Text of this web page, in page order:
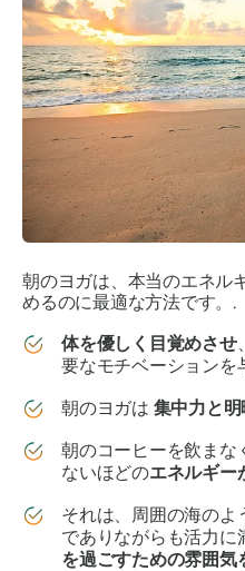
朝のヨガは、本当のエネル
めるのに最適な方法です。.
体を優しく目覚めさせ
要なモチベーションを
朝のヨガは 集中力と明
朝のコーヒーを飲まな
ないほどのエネルギー
それは、周囲の海のよ
でありながらも活力に
を過ごすための雰囲気